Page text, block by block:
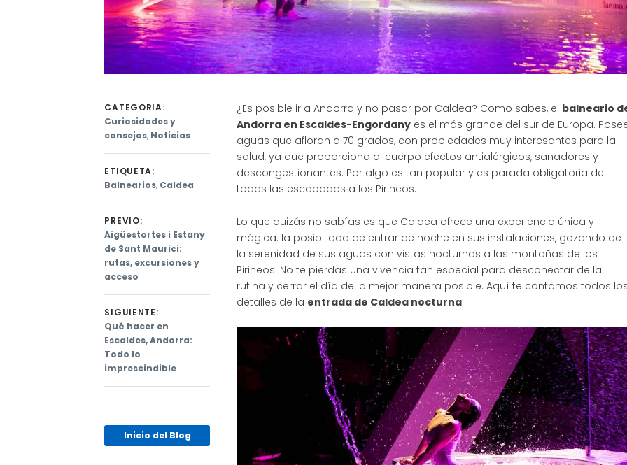
¿Es posible ir a Andorra y no pasar por Caldea? Como sabes, el balneario
Andorra en Escaldes-Engordanyes el más grande del sur de Europa.
aguas que afloran a 70 grados, con propiedades muy interesantes para la
salud, ya que proporciona al cuerpo efectos antialérgicos, sanadores y
descongestionantes. Por algo es tan popular y es parada obligatoria de
todas las escapadas a los Pirineos.
Lo que quizás no sabías es que Caldea ofrece una experiencia única y
mágica: la posibilidad de entrar de noche en sus instalaciones, gozando de
la serenidad de sus aguas con vistas nocturnas a las montañas de los
Pirineos. No te pierdas una vivencia tan especial para desconectar de la
rutina y cerrar el día de la mejor manera posible. Aquí te contamos todos
detalles de la entrada de Caldea nocturna.
CATEGORIA:
Curiosidades y
consejos, Noticias
ETIQUETA:
Balnearios, Caldea
Navegación
de
entradas
PREVIO:
Previous
post:
Aigüestortes i Estany
de Sant Maurici:
rutas, excursiones y
acceso
SIGUIENTE:
Next
post:
Qué hacer en
Escaldes, Andorra:
Todo lo
imprescindible
Inicio del Blog